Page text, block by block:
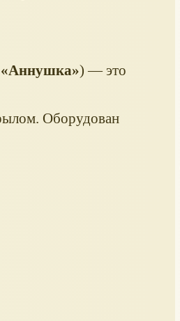
Аннушка ) — это
Оборудован